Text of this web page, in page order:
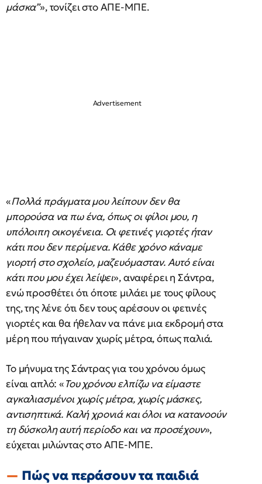
μάσκα”», τονίζει στο ΑΠΕ-ΜΠΕ.
«Πολλά πράγματα μου λείπουν δεν θα
μπορούσα να πω ένα, όπως οι φίλοι μου, η
υπόλοιπη οικογένεια. Οι φετινές γιορτές ήταν
κάτι που δεν περίμενα. Κάθε χρόνο κάναμε
γιορτή στο σχολείο, μαζευόμασταν. Αυτό είναι
κάτι που μου έχει λείψει», αναφέρει η Σάντρα,
ενώ προσθέτει ότι όποτε μιλάει με τους φίλους
της, της λένε ότι δεν τους αρέσουν οι φετινές
γιορτές και θα ήθελαν να πάνε μια εκδρομή στα
μέρη που πήγαιναν χωρίς μέτρα, όπως παλιά.
Το μήνυμα της Σάντρας για του χρόνου όμως
είναι απλό: «Του χρόνου ελπίζω να είμαστε
αγκαλιασμένοι χωρίς μέτρα, χωρίς μάσκες,
αντισηπτικά. Καλή χρονιά και όλοι να κατανοούν
τη δύσκολη αυτή περίοδο και να προσέχουν»,
εύχεται μιλώντας στο ΑΠΕ-ΜΠΕ.
Πώς να περάσουν τα παιδιά